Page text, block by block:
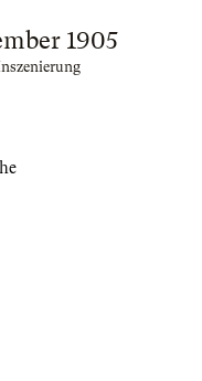
1905